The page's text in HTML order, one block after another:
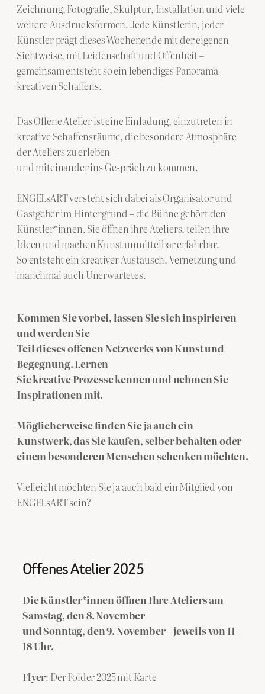
Zeichnung, Fotografie, Skulptur, Installation und viele
weitere Ausdrucksformen. Jede Künstlerin, jeder
Künstler prägt dieses Wochenende mit der eigenen
Sichtweise, mit Leidenschaft und Offenheit –
gemeinsam entsteht so ein lebendiges Panorama
kreativen Schaffens.
Das Offene Atelier ist eine Einladung, einzutreten in
kreative Schaffensräume, die besondere Atmosphäre
der Ateliers zu erleben
und miteinander ins Gespräch zu kommen.
ENGELsART versteht sich dabei als Organisator und
Gastgeber im Hintergrund – die Bühne gehört den
Künstler*innen. Sie öffnen ihre Ateliers, teilen ihre
Ideen und machen Kunst unmittelbar erfahrbar.
So entsteht ein kreativer Austausch, Vernetzung und
manchmal auch Unerwartetes.
Kommen Sie vorbei, lassen Sie sich inspirieren
und werden Sie
Teil dieses offenen Netzwerks von Kunst und
Begegnung.Lernen
Sie kreative Prozesse kennen und nehmen Sie
Inspirationen mit.
Möglicherweise finden Sie ja auch ein
Kunstwerk, das Sie kaufen, selber behalten oder
einem besonderen Menschen schenken möchten.
Vielleicht möchten Sie ja auch bald ein Mitglied von
ENGELsART sein?
Offenes Atelier 2025
Die Künstler*innen öffnen Ihre Ateliers am
Samstag, den 8. November
und Sonntag, den 9. November – jeweils von 11 –
18 Uhr.
Flyer: Der Folder 2025 mit Karte